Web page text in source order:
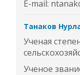
E-mail:
Танаков
Ученая
Ученое